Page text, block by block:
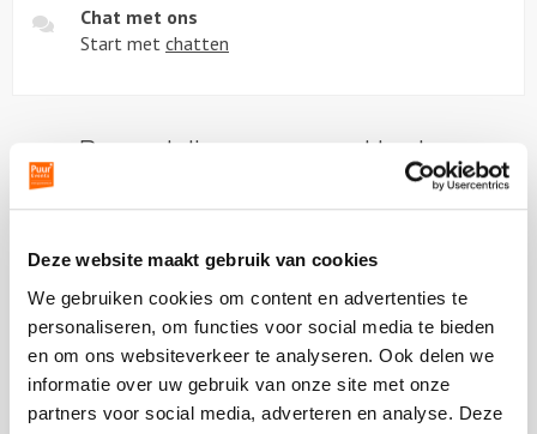
Deze website maakt gebruik van cookies
We gebruiken cookies om content en advertenties te
personaliseren, om functies voor social media te bieden
en om ons websiteverkeer te analyseren. Ook delen we
informatie over uw gebruik van onze site met onze
partners voor social media, adverteren en analyse. Deze
Chat met ons
Start met chatten
Beoordeling van onze klanten
VorigeSchermworkshop
De workshop was meer dan geslaagd! Ik heb niet
één collega gehoord die zie dat hij/zij het niet
leuk Lees verder